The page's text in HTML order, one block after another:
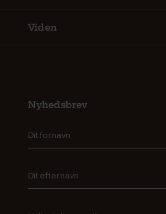
Viden
Nyhedsbrev